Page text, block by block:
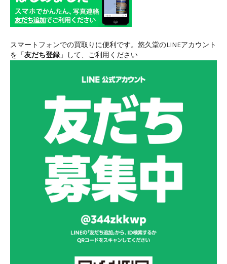
スマートフォンでの買取りに便利です。悠久堂のLINEアカウント
を「 友だち登録」して、ご利用ください